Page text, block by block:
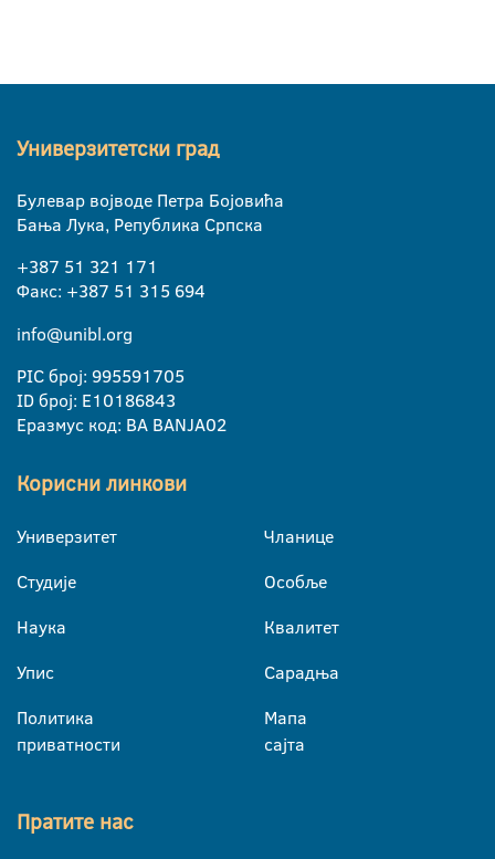
Универзитетски град
Булевар војводе Петра Бојовића
Бања Лука, Република Српска
+387 51 321 171
Факс: +387 51 315 694
info@unibl.org
PIC број: 995591705
ID број: E10186843
Еразмус код: BA BANJA02
Корисни линкови
Универзитет
Студије
Наука
Упис
Политика
приватности
Чланице
Особље
Квалитет
Сарадња
Мапа
сајта
Пратите нас